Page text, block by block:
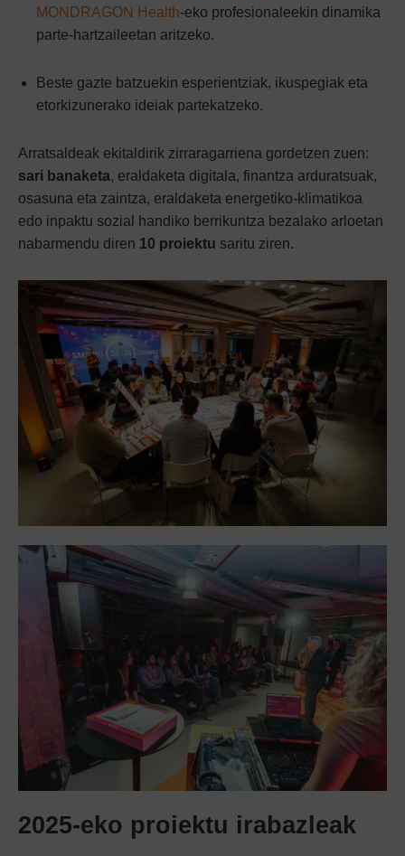
MONDRAGON Health-eko profesionaleekin dinamika
parte-hartzaileetan aritzeko.
Beste gazte batzuekin esperientziak, ikuspegiak eta
etorkizunerako ideiak partekatzeko.
Arratsaldeak ekitaldirik zirraragarriena gordetzen zuen:
sari banaketa, eraldaketa digitala, finantza arduratsuak,
osasuna eta zaintza, eraldaketa energetiko-klimatikoa
edo inpaktu sozial handiko berrikuntza bezalako arloetan
nabarmendu diren 10 proiektu saritu ziren.
2025-eko proiektu irabazleak